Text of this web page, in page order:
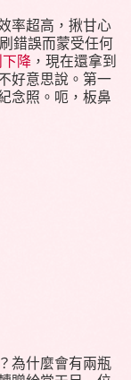
率超高，揪甘心
錯誤而蒙受任何
降 ，現在還拿到
好意思說。第一
念照。呃，板鼻
為什麼會有兩瓶